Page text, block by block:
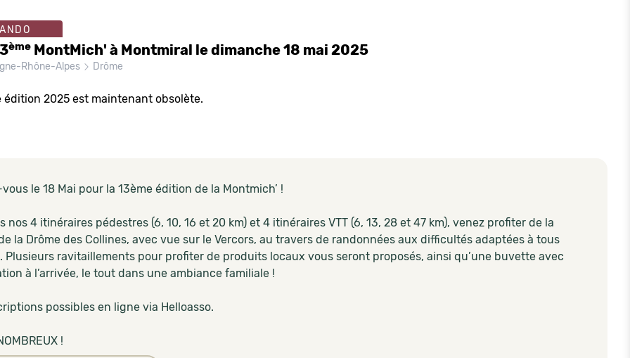
èmeMontMich' à Montmiral le dimanche 18 mai 2025
Rhône-Alpes Drôme
édition 2025 est maintenant obsolète.
le 18 Mai pour la 13ème édition de la Montmich’ !
nos 4 itinéraires pédestres (6, 10, 16 et 20 km) et 4 itinéraires VTT (6, 13, 28 et 47 km), venez profiter de la
la Drôme des Collines, avec vue sur le Vercors, au travers de randonnées aux difficultés adaptées à tous
Plusieurs ravitaillements pour profiter de produits locaux vous seront proposés, ainsi qu’une buvette avec
à l’arrivée, le tout dans une ambiance familiale !
possibles en ligne via Helloasso.
!